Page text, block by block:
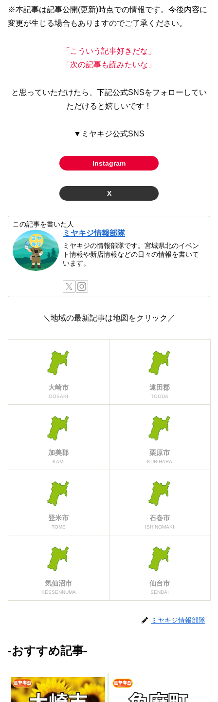
※本記事は記事公開(更新)時点での情報です。今後内容に
変更が生じる場合もありますのでご了承ください。
「こういう記事好きだな」
「次の記事も読みたいな」
と思っていただけたら、下記公式SNSをフォローしてい
ただけると嬉しいです！
▼ミヤキジ公式SNS
Instagram
X
この記事を書いた人
ミヤキジ情報部隊
ミヤキジの情報部隊です。宮城県北のイベン
ト情報や新店情報などの日々の情報を書いて
います。
＼地域の最新記事は地図をクリック／
大崎市
OOSAKI
遠田郡
TOODA
加美郡
KAMI
栗原市
KURIHARA
登米市
TOME
石巻市
ISHINOMAKI
気仙沼市
KESSENNUMA
仙台市
SENDAI
ミヤキジ情報部隊
-おすすめ記事-